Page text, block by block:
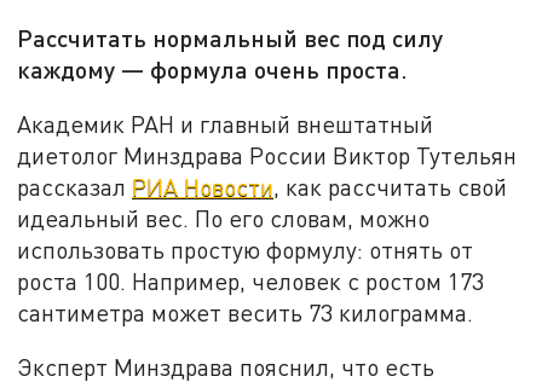
Рассчитать нормальный вес под силу
каждому — формула очень проста.
Академик РАН и главный внештатный
диетолог Минздрава России Виктор Тутельян
рассказал РИА Новости, как рассчитать свой
идеальный вес. По его словам, можно
использовать простую формулу: отнять от
роста 100. Например, человек с ростом 173
сантиметра может весить 73 килограмма.
Эксперт Минздрава пояснил, что есть